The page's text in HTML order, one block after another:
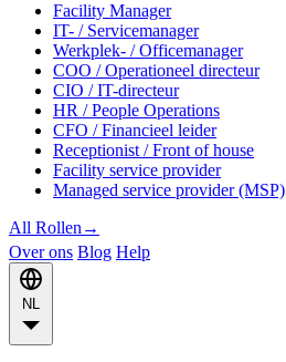
Facility Manager
IT- / Servicemanager
Werkplek- / Officemanager
COO / Operationeel directeur
CIO / IT-directeur
HR / People Operations
CFO / Financieel leider
Receptionist / Front of house
Facility service provider
Managed service provider (MSP)
All Rollen →
Over ons Blog Help